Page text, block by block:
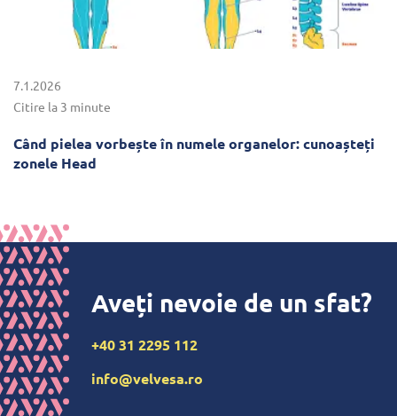
7.1.2026
Citire la 3 minute
Când pielea vorbește în numele organelor: cunoașteți
zonele Head
Aveți nevoie de un sfat?
+40 31 2295 112
info@velvesa.ro